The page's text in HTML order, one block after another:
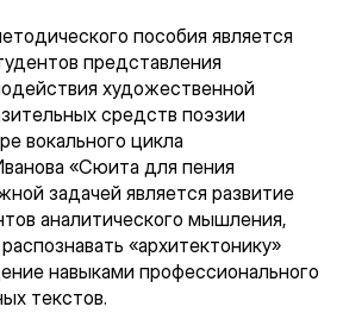
пособия является
представления
художественной
средств поэзии
вокального цикла
«Сюита для пения
задачей является развитие
аналитического мышления,
«архитектонику»
навыками профессионального
текстов.